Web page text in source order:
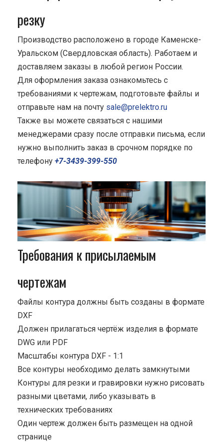
резку
Производство расположено в городе Каменске-
Уральском (Свердловская область). Работаем и
доставляем заказы в любой регион России.
Для оформления заказа ознакомьтесь с
требованиями к чертежам, подготовьте файлы и
отправьте нам на почту sale@prelektro.ru
Также вы можете связаться с нашими
менеджерами сразу после отправки письма, если
нужно выполнить заказ в срочном порядке по
телефону +7-3439-399-550
Требования к присылаемым
чертежам
Файлы контура должны быть созданы в формате
DXF
Должен прилагаться чертёж изделия в формате
DWG или PDF
Масштабы контура DXF - 1:1
Все контуры необходимо делать замкнутыми
Контуры для резки и гравировки нужно рисовать
разными цветами, либо указывать в
технических требованиях
Один чертеж должен быть размещен на одной
странице